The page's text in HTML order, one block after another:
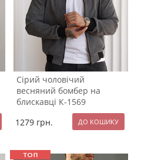
Сірий чоловічий
весняний бомбер на
блискавці К-1569
1279 грн.